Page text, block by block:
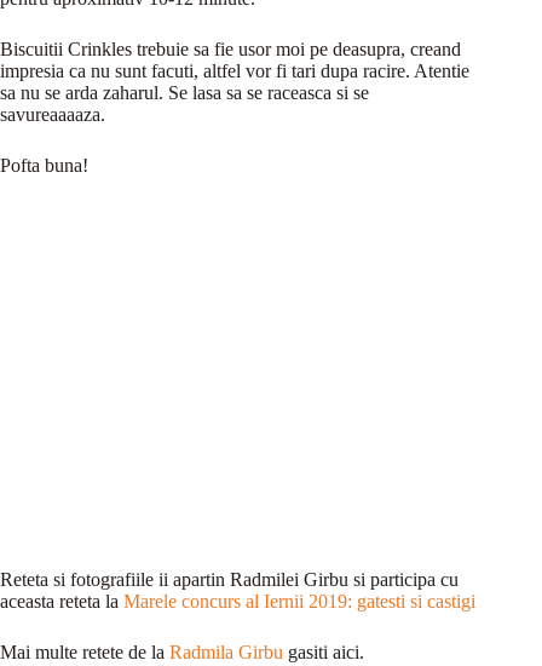
Biscuitii Crinkles trebuie sa fie usor moi pe deasupra, creand
impresia ca nu sunt facuti, altfel vor fi tari dupa racire. Atentie
sa nu se arda zaharul. Se lasa sa se raceasca si se
savureaaaaza.
Pofta buna!
Reteta si fotografiile ii apartin Radmilei Girbu si participa cu
aceasta reteta la Marele concurs al Iernii 2019: gatesti si castigi
Mai multe retete de la Radmila Girbu gasiti aici.